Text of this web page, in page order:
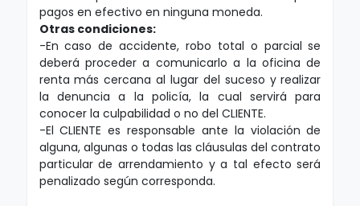
pagos en efectivo en ninguna moneda.
Otras condiciones:
-En caso de accidente, robo total o parcial se
deberá proceder a comunicarlo a la oficina de
renta más cercana al lugar del suceso y realizar
la denuncia a la policía, la cual servirá para
conocer la culpabilidad o no del CLIENTE.
-El CLIENTE es responsable ante la violación de
alguna, algunas o todas las cláusulas del contrato
particular de arrendamiento y a tal efecto será
penalizado según corresponda.